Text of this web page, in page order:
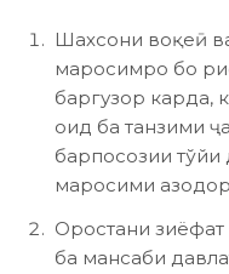
Шахсони воқеӣ
маросимро бо
баргузор карда,
оид ба танзими
барпосозии
маросими
Оростани
ба мансаби